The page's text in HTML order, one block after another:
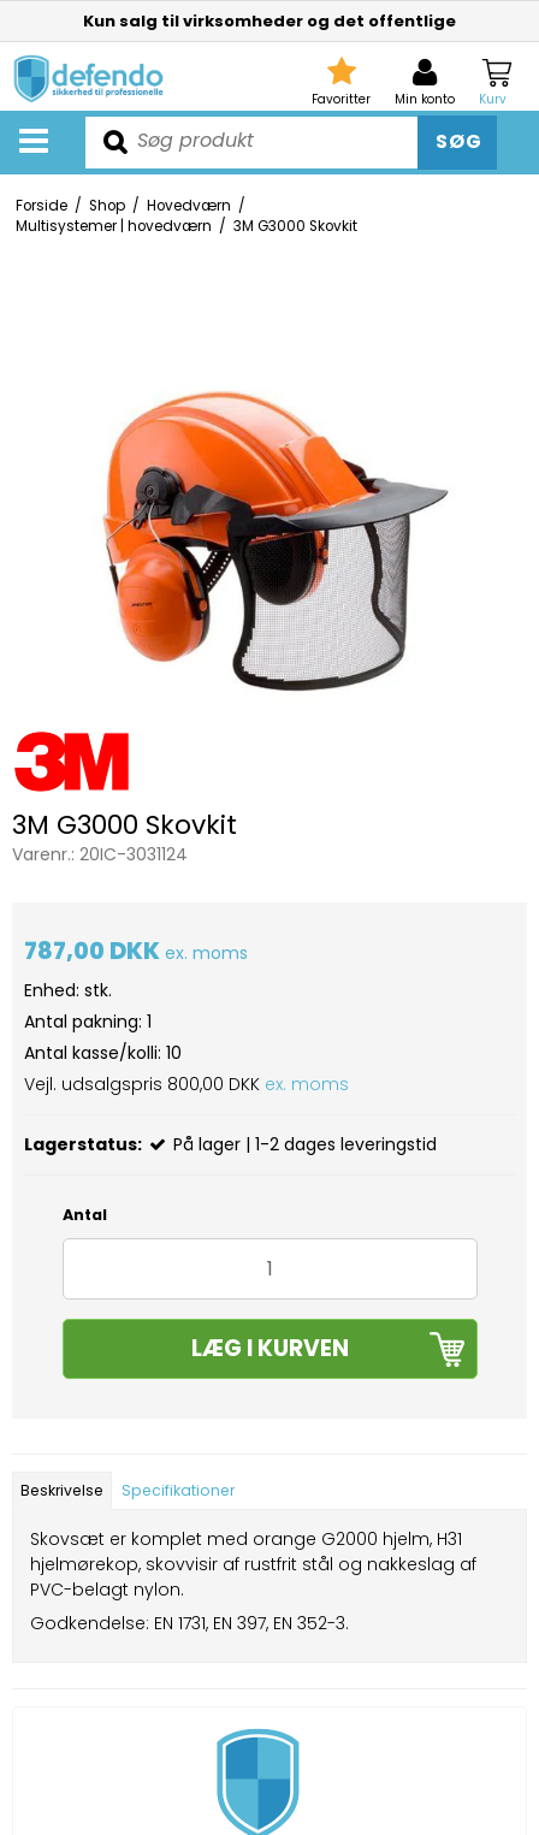
Kun salg til virksomheder og det offentlige
Favoritter Min konto Kurv
SØG
Forside / Shop / Hovedværn /
Multisystemer | hovedværn / 3M G3000 Skovkit
3M G3000 Skovkit
Varenr.: 20IC-3031124
787,00 DKK ex. moms
Enhed: stk.
Antal pakning: 1
Antal kasse/kolli: 10
Vejl. udsalgspris 800,00 DKK ex. moms
Lagerstatus: På lager | 1-2 dages leveringstid
Antal
LÆG I KURVEN
Beskrivelse Specifikationer
Skovsæt er komplet med orange G2000 hjelm, H31
hjelmørekop, skovvisir af rustfrit stål og nakkeslag af
PVC-belagt nylon.
Godkendelse: EN 1731, EN 397, EN 352-3.